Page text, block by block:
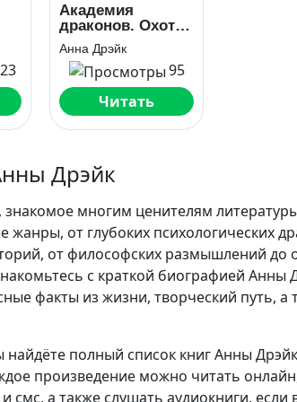
Академия
драконов. Охота
на истинную
Анна Дрэйк
95
Читать
Дрэйк
многим ценителям
жанры, от глубоких психологических
от философских размышлений до
с краткой биографией Анны
факты из жизни, творческий путь, а
полный список книг Анны
произведение можно читать
смс, а также слушать аудиокниги,